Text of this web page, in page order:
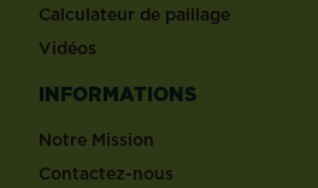
Calculateur de paillage
Vidéos
INFORMATIONS
Notre Mission
Contactez-nous